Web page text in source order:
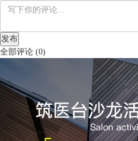
发布
全部评论 (0)